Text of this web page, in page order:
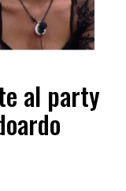
al party